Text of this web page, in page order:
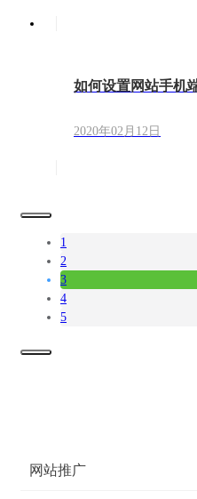
如何设置网站手机
2020年02月12日
1
2
3
4
5
网站推广